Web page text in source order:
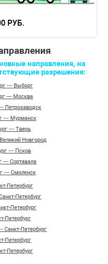
РУБ.
направления, на
разрешения:
— Выборг
— Москва
Петрозаводск
— Мурманск
— Тверь
Новгород
— Псков
— Сортавала
— Смоленск
Петербург
Петербург
Петербург
Петербург
Санкт-Петербург
Петербург
Петербург